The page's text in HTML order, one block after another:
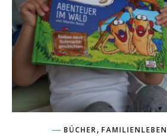
BÜCHER, FAMILIENLEBEN